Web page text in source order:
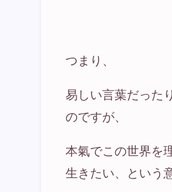
つまり、
易しい言葉だった
のですが、
本氣でこの世界を
生きたい、という